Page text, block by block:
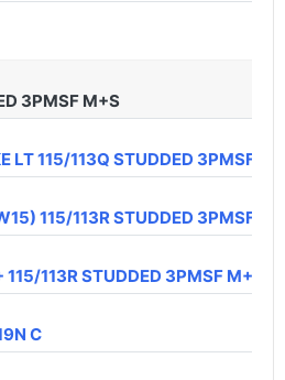
3PMSF M+S
LT 115/113Q STUDDED 3PMSF
115/113R STUDDED 3PMSF
113R STUDDED 3PMSF M+S
C